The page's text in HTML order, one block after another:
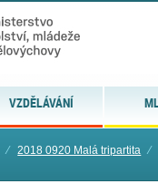
VZDĚLÁVÁNÍ
⁄ 2018 0920 Malá tripartita ⁄